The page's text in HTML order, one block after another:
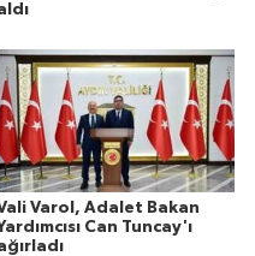
Varol, Adalet Bakan
Can Tuncay'ı